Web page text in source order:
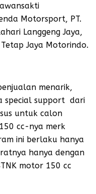
Motorsport, PT.
Langgeng Jaya,
Tetap Jaya Motorindo.
menarik,
special support dari
untuk calon
cc-nya merk
ini berlaku hanya
hanya dengan
motor 150 cc